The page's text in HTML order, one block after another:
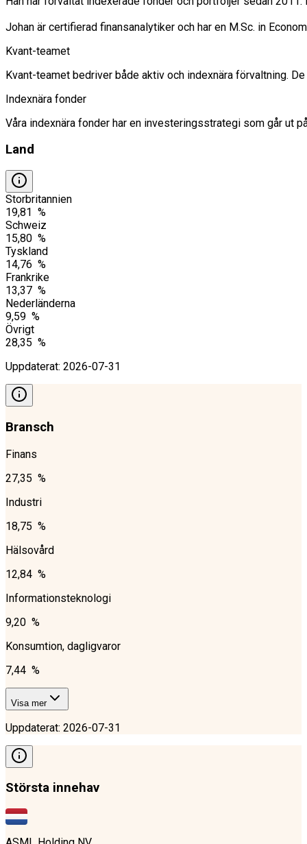
Johan är certifierad finansanalytiker och har en M.Sc. in
Kvant-teamet
Kvant-teamet bedriver både aktiv och indexnära förvaltning.
Indexnära fonder
Våra indexnära fonder har en investeringsstrategi som går ut
Land
Storbritannien
19,81 %
Schweiz
15,80 %
Tyskland
14,76 %
Frankrike
13,37 %
Nederländerna
9,59 %
Övrigt
28,35 %
Uppdaterat: 2026-07-31
Bransch
Finans
27,35 %
Industri
18,75 %
Hälsovård
12,84 %
Informationsteknologi
9,20 %
Konsumtion, dagligvaror
7,44 %
Visa mer
Uppdaterat: 2026-07-31
Största innehav